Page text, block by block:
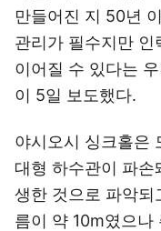
만들어진 지 50년
관리가 필수지만 인
이어질 수 있다는
이 5일 보도했다.
야시오시 싱크홀은
대형 하수관이 파
생한 것으로 파악되
름이 약 10m였으나